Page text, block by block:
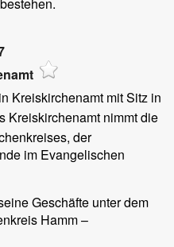
Kreiskirchenamt mit Sitz in
Kreiskirchenamt nimmt die
der
im Evangelischen
Geschäfte unter dem
Hamm –